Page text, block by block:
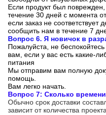
Если продукт был
течение 30 дней с момента
если заказ не соответствует
сообщить нам в течение 7
Вопрос 6. Я новичок в
Пожалуйста, не
вам, если у вас есть какие-
питания
Мы отправим вам полную
помощь.
Вам легко начать.
Вопрос 7: Сколько
Обычно срок доставки
зависит от количества